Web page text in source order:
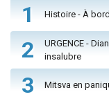
1 Histoire - À
2
URGENCE -
insalubre
3 Mitsva en